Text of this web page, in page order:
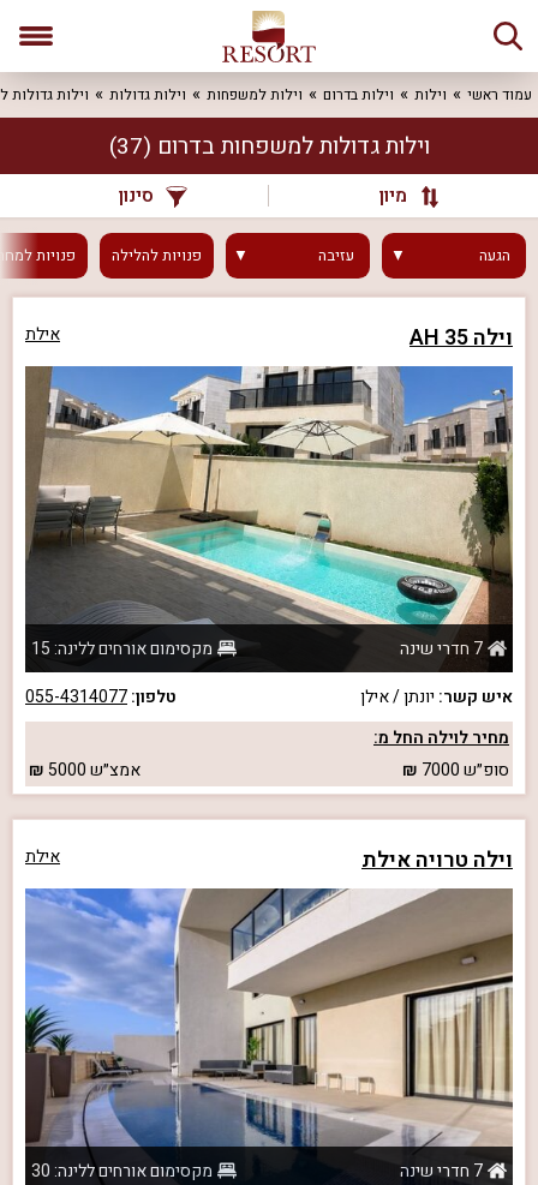
עמוד ראשי וילות וילות בדרום וילות למשפחות וילות גדולות וילות
וילות גדולות למשפחות בדרום (37)
מיון סינון
הגעה עזיבה פנויותלהלילה פנויות
וילה AH 35 אילת
7 חדרי שינה
מקסימום אורחים ללינה: 15
איש קשר: יונתן / אילן טלפון:055-4314077
מחיר לוילה החל מ:
סופ״ש7000 אמצ״ש5000
וילה טרויה אילת אילת
7 חדרי שינה
מקסימום אורחים ללינה: 30